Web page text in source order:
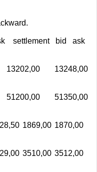
settlement bid ask
13202,00
13248,00
51200,00
51350,00
1869,00 1870,00
3510,00 3512,00